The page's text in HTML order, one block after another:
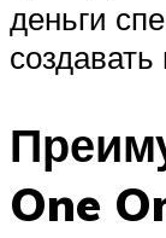
деньги
One